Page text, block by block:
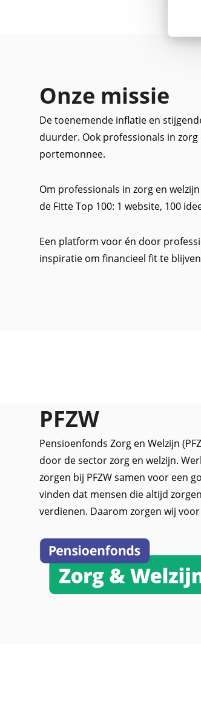
Onze missie
De toenemende inflatie en
duurder. Ook professionals in
portemonnee.
Om professionals in zorg en
de Fitte Top 100: 1 website, 100
Een platform voor én door
inspiratie om financieel fit te
PFZW
Pensioenfonds Zorg en Welzijn
door de sector zorg en welzijn.
zorgen bij PFZW samen voor een
vinden dat mensen die altijd
verdienen. Daarom zorgen wij